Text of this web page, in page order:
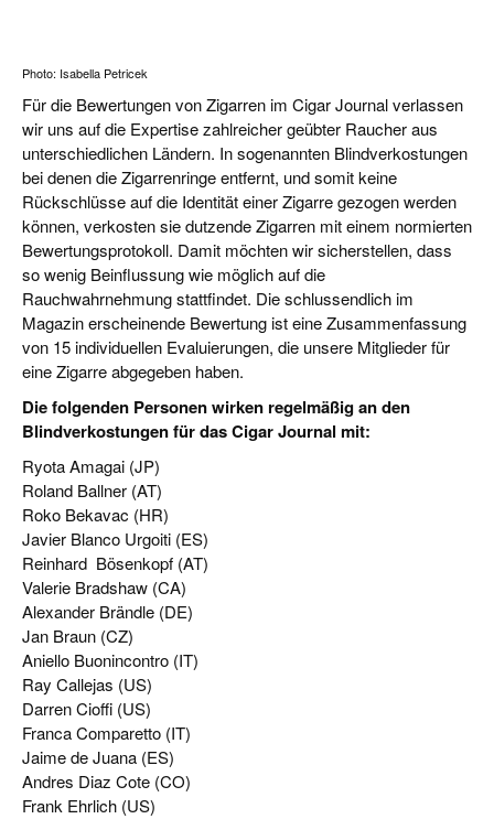
PFEIFEN & SPIRITUOSEN
ZIGARRENBRANCHE
Photo: Isabella Petricek
Für die Bewertungen von Zigarren im Cigar Journal verlassen
wir uns auf die Expertise zahlreicher geübter Raucher aus
unterschiedlichen Ländern. In sogenannten Blindverkostungen
bei denen die Zigarrenringe entfernt, und somit keine
Rückschlüsse auf die Identität einer Zigarre gezogen werden
können, verkosten sie dutzende Zigarren mit einem normierten
Bewertungsprotokoll. Damit möchten wir sicherstellen, dass
so wenig Beinflussung wie möglich auf die
Rauchwahrnehmung stattfindet. Die schlussendlich im
Magazin erscheinende Bewertung ist eine Zusammenfassung
von 15 individuellen Evaluierungen, die unsere Mitglieder für
eine Zigarre abgegeben haben.
Die folgenden Personen wirken regelmäßig an den
Blindverkostungen für das Cigar Journal mit:
Ryota Amagai (JP)
Roland Ballner (AT)
Roko Bekavac (HR)
Javier Blanco Urgoiti (ES)
Reinhard Bösenkopf (AT)
Valerie Bradshaw (CA)
Alexander Brändle (DE)
Jan Braun (CZ)
Aniello Buonincontro (IT)
Ray Callejas (US)
Darren Cioffi (US)
Franca Comparetto (IT)
Jaime de Juana (ES)
Andres Diaz Cote (CO)
Frank Ehrlich (US)